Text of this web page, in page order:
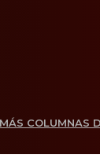
MÁS COLUMNAS